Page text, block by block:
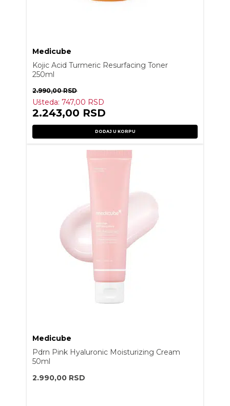
Medicube
Kojic Acid Turmeric Resurfacing Toner
250ml
2.990,00RSD
Ušteda:747,00 RSD
2.243,00 RSD
DODAJ U KORPU
Medicube
Pdrn Pink Hyaluronic Moisturizing Cream
50ml
2.990,00 RSD